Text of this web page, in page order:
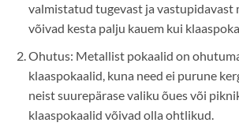
valmistatud tugevast ja vastupidavast
võivad kesta palju kauem kui
Ohutus: Metallist pokaalid on
klaaspokaalid, kuna need ei purune
neist suurepärase valiku õues või
klaaspokaalid võivad olla ohtlikud.